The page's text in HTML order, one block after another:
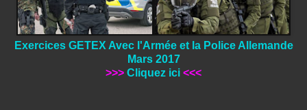
Exercices GETEX Avec l'Armée et la Police Allemande
Mars 2017
>>> Cliquez ici <<<